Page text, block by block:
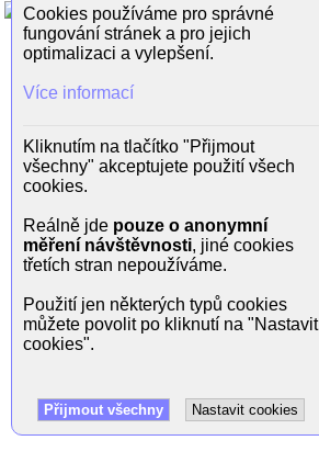
Cookies používáme pro správné
fungování stránek a pro jejich
optimalizaci a vylepšení.
Více informací
Kliknutím na tlačítko "Přijmout
všechny" akceptujete použití všech
cookies.
Reálně jde pouze o anonymní
měření návštěvnosti, jiné cookies
třetích stran nepoužíváme.
Použití jen některých typů cookies
můžete povolit po kliknutí na "Nastavit
cookies".
Přijmout všechny Nastavit cookies